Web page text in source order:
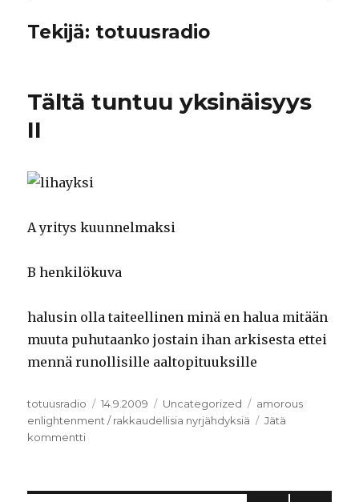
Tekijä: totuusradio
Tältä tuntuu yksinäisyys
II
A yritys kuunnelmaksi
B henkilökuva
halusin olla taiteellinen minä en halua mitään
muuta puhutaanko jostain ihan arkisesta ettei
mennä runollisille aaltopituuksille
Kirjoittaja
totuusradio Julkaistu
14.9.2009 Kategoriat
Uncategorized Avainsanat
amorous
enlightenment / rakkaudellisia nyrjähdyksiä
Jätä
kommentti
yksinäisyys